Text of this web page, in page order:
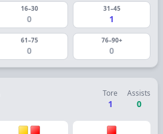
16–30
0
31–45
1
61–75
0
76–90+
0
Tore
1
Assists
0